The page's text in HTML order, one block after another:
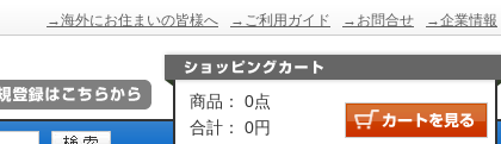
→企業情報
→お問合せ
→ご利用ガイド
→海外にお住まいの皆様へ
商品： 0点
合計： 0円